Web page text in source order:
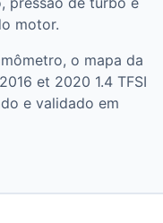
motor.
o mapa da
et 2020 1.4 TFSI
e validado em